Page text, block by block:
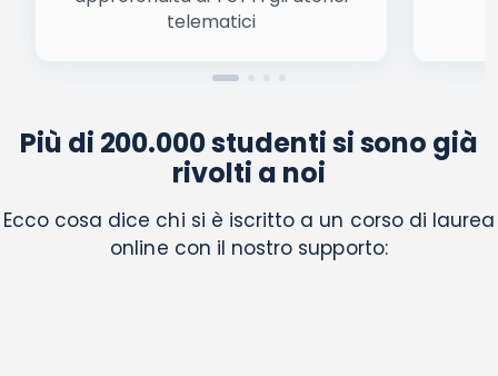
telematici
Più di 200.000 studenti si sono già
rivolti a noi
Ecco cosa dice chi si è iscritto a un corso di laurea
online con il nostro supporto: